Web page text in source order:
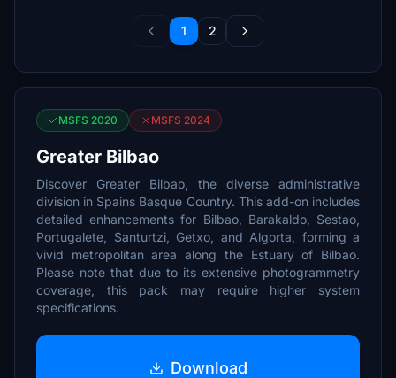
1 2
MSFS 2020 MSFS 2024
Greater Bilbao
Discover Greater Bilbao, the diverse administrative
division in Spains Basque Country. This add-on includes
detailed enhancements for Bilbao, Barakaldo, Sestao,
Portugalete, Santurtzi, Getxo, and Algorta, forming a
vivid metropolitan area along the Estuary of Bilbao.
Please note that due to its extensive photogrammetry
coverage, this pack may require higher system
specifications.
Download